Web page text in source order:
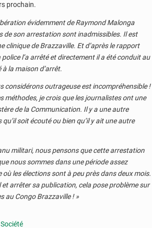
prochain.
évidemment de Raymond Malonga
de son arrestation sont inadmissibles. Il est
clinique de Brazzaville. Et d’après le rapport
l’a arrêté et directement il a été conduit au
la maison d’arrêt.
considérons outrageuse est incompréhensible !
méthodes, je crois que les journalistes ont une
de la Communication. Il y a une autre
soit écouté ou bien qu’il y ait une autre
militari, nous pensons que cette arrestation
nous sommes dans une période assez
où les élections sont à peu près dans deux mois.
arrêter sa publication, cela pose problème sur
au Congo Brazzaville ! »
Société